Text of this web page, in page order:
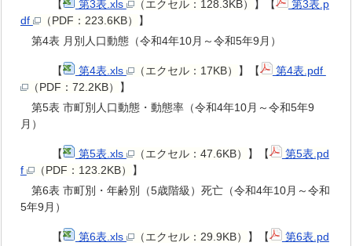
【 第3表.xls （エクセル：128.3KB） 】【
第3表.p
df
（PDF：223.6KB）
】
第4表 月別人口動態（令和4年10月～令和5年9月）
【 第4表.xls （エクセル：17KB） 】【
第4表.pdf
（PDF：72.2KB）
】
第5表 市町別人口動態・動態率（令和4年10月～令和5年9
月）
【 第5表.xls （エクセル：47.6KB） 】【
第5表.pd
f
（PDF：123.2KB）
】
第6表 市町別・年齢別（5歳階級）死亡（令和4年10月～令和
5年9月）
【 第6表.xls （エクセル：29.9KB） 】【
第6表.pd